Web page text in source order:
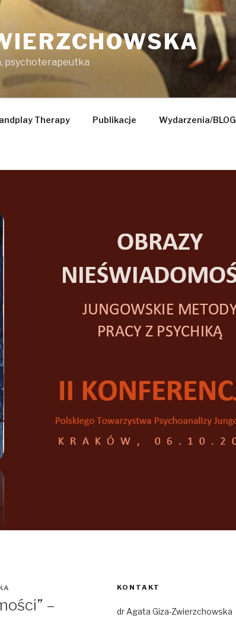
psychoterapeutka
Therapy Publikacje Wydarzenia/BLOG
–
KONTAKT
dr Agata Giza-Zwierzchowska